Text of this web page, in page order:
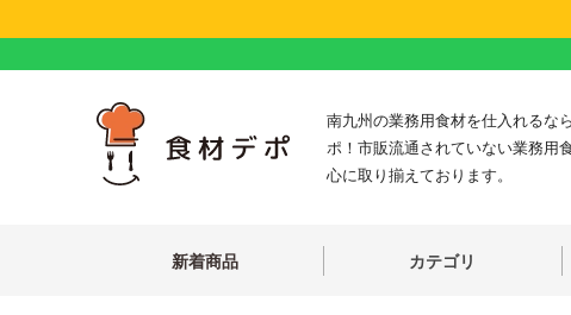
南九州の業務用食材を仕入れるな
ポ！市販流通されていない業務用
心に取り揃えております。
新着商品 カテゴリ